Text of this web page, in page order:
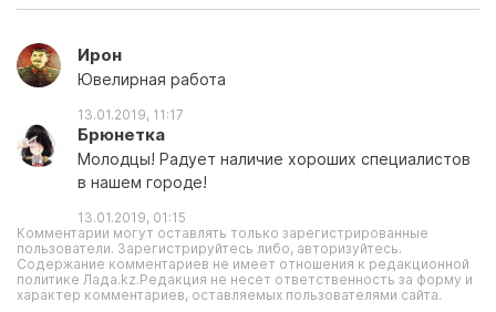
Ирон
Ювелирная работа
13.01.2019, 11:17
Брюнетка
Молодцы! Радует наличие хороших специалистов
в нашем городе!
13.01.2019, 01:15
Комментарии могут оставлять только зарегистрированные
пользователи. Зарегистрируйтесь либо, авторизуйтесь.
Содержание комментариев не имеет отношения к редакционной
политике Лада.kz.Редакция не несет ответственность за форму и
характер комментариев, оставляемых пользователями сайта.